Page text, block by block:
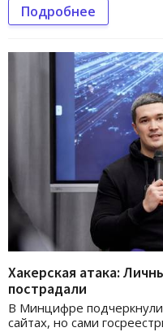
Подробнее
Хакерская атака:
пострадали
В Минцифре
сайтах, но сами